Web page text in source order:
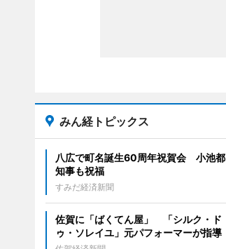
みん経トピックス
八広で町名誕生60周年祝賀会 小池都
知事も祝福
すみだ経済新聞
佐賀に「ばくてん屋」 「シルク・ド
ゥ・ソレイユ」元パフォーマーが指導